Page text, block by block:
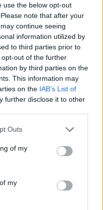
use the below opt-out
note that after your
continue seeing
information utilized by
to third parties prior to
out of the further
by third parties on the
This information may
on the IAB’s List of
further disclose it to other
one or more Google
You may click to
its third-party tags to
in below Google
Outs
of my
my
szakasz indult be a
mérföldköve a